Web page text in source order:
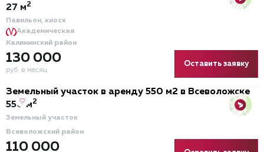
Павильон, киоск
Академическая
Калининский район
130 000
руб. в месяц
27 м2
Оставить заявку
Земельный участок в аренду 550 м2 в Всеволожске
Земельный участок
Всеволожский район
110 000
550 м2